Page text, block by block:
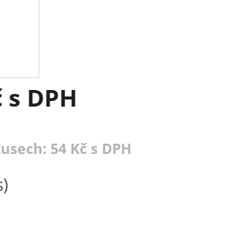
s DPH
54 Kč s DPH